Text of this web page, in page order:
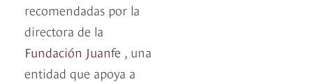
recomendadas por la
directora de la
Fundación Juanfe , una
entidad que apoya a